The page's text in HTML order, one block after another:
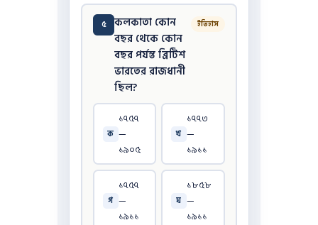
৫
কলকাতা কোন
বছর থেকে কোন
বছর পর্যন্ত ব্রিটিশ
ভারতের রাজধানী
ছিল?
ইতিহাস
ক
১৭৫৭
—
১৯০৫
খ
১৭৭৩
—
১৯১১
গ
১৭৫৭
—
১৯১১
ঘ
১৮৫৮
—
১৯১১